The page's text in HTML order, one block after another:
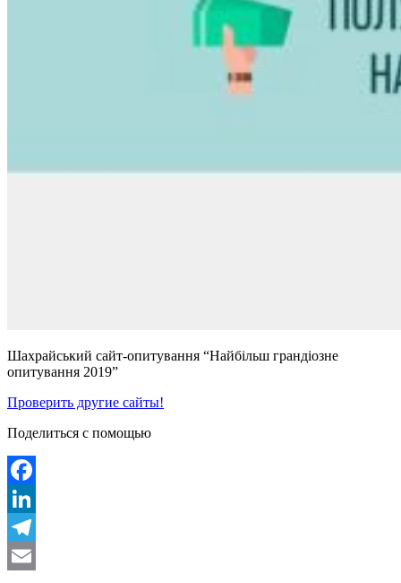
Шахрайський сайт-опитування “Найбільш грандіозне
опитування 2019”
Проверить другие сайты!
Поделиться с помощью
Facebook
LinkedIn
Telegram